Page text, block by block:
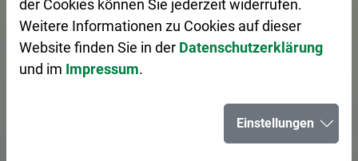
Saatgutmischung
der Cookies können Sie jederzeit widerrufen.
Weitere Informationen zu Cookies auf dieser
Website finden Sie in der Datenschutzerklärung
und im Impressum.
Einstellungen